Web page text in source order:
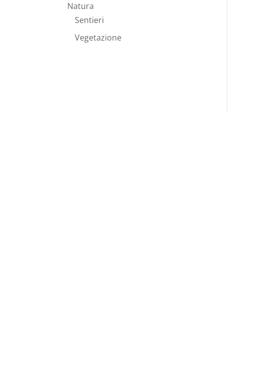
Natura
Sentieri
Vegetazione